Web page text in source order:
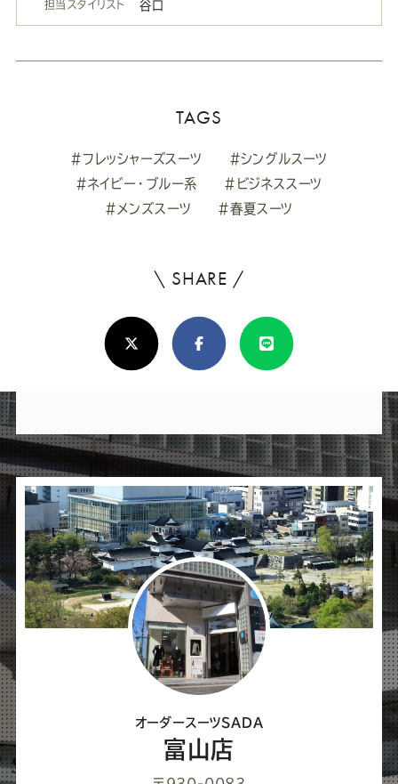
担当スタイリスト 谷口
TAGS
#フレッシャーズスーツ
#シングルスーツ
#ネイビー・ブルー系
#ビジネススーツ
#メンズスーツ
#春夏スーツ
\ SHARE /
ろ
し
け
ば
シ
ェ
ア
し
て
く
だ
X(Twitter)FacebookLine
オーダースーツSADA
富山店